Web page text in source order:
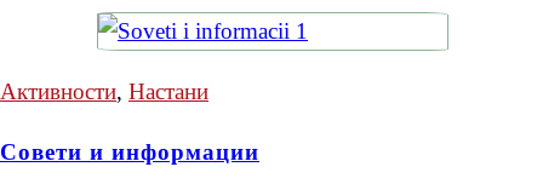
Активности, Настани
Совети и информации